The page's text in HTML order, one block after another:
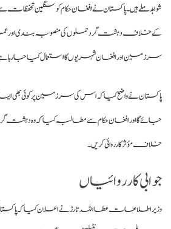
شواہد ملے ہیں۔ پاکستان نے افغان حکام کو سنگین تحفظات
کے خلاف دہشت گرد حملوں کی منصوبہ بندی اور
سرزمین اور افغان شہریوں کا استعمال کیا جا رہا
پاکستان نے واضح کیا کہ اس کی سرزمین پر کوئی بھی
جائے گااور افغان حکام سے مطالبہ کیا کہ وہ
خلاف مؤثر کارروائی کریں۔
جوابی کارروائیاں
وزیر اطلاعات عطا اللہ تارڑ نے اعلان کیا کہ